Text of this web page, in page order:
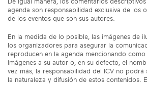
De igual manera, los comentarios
agenda son responsabilidad exclusiva de los
de los eventos que son sus autores.
En la medida de lo posible, las imágenes de
los organizadores para asegurar la
reproducen en la agenda mencionando
imágenes a su autor o, en su defecto, el
vez más, la responsabilidad del ICV no podrá
la naturaleza y difusión de estos contenidos.